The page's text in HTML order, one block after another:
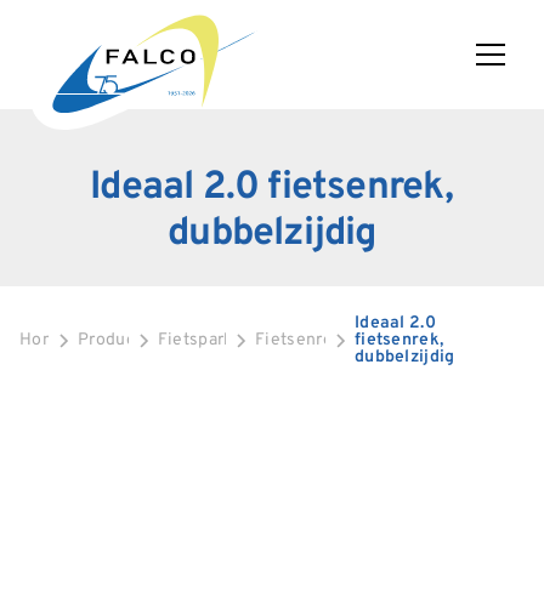
Ideaal 2.0 fietsenrek,
dubbelzijdig
Home ProductenFietsparkerenFietsenrekken
Ideaal 2.0
fietsenrek,
dubbelzijdig